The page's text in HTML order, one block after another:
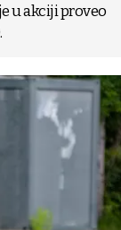
u akciji proveo